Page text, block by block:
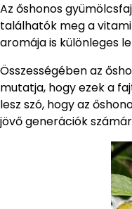
Az őshonos
találhatók meg a
aromája is különleges
Összességében az
mutatja, hogy ezek a
lesz szó, hogy az
jövő generációk